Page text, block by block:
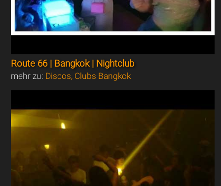
Route 66 | Bangkok | Nightclub
mehr zu: Discos, Clubs Bangkok